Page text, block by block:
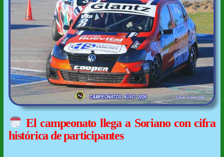
El campeonato llega a Soriano con cifra
histórica de participantes